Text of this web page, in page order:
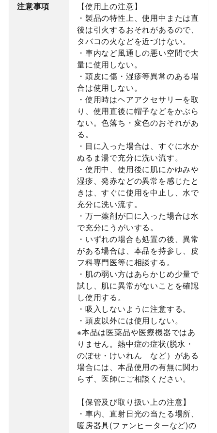
注意事項
【使用上の注意】
・製品の特性上、使用中または直
後は引火するおそれがあるので、
タバコの火などを近づけない。
・車内など風通しの悪い空間で大
量に使用しない。
・頭皮に傷・湿疹等異常のある場
合は使用しない。
・使用時はヘアアクセサリーを取
り、使用直後に帽子などをかぶら
ない。色落ち・変色のおそれがあ
る。
・目に入った場合は、すぐに水か
ぬるま湯で充分に洗い流す。
・使用中、使用後に肌にかゆみや
湿疹、発赤などの異常を感じたと
きは、すぐに使用を中止し、水で
充分に洗い流す。
・万一薬剤が口に入った場合は水
で充分にうがいする。
・いずれの場合も処置の後、異常
がある場合は、本品を持参し、皮
フ科専門医等に相談する。
・肌の弱い方はあらかじめ少量で
試し、肌に異常がないことを確認
し使用する。
・吸入しないように注意する。
・頭皮以外には使用しない。
※本品は医薬品や医療機器ではあ
りません。熱中症の症状(脱水・
のぼせ・けいれん など）がある
場合には、本品使用の有無に関わ
らず、医師にご相談ください。
【保管及び取り扱い上の注意】
・車内、直射日光の当たる場所、
暖房器具(ファンヒーターなど)の